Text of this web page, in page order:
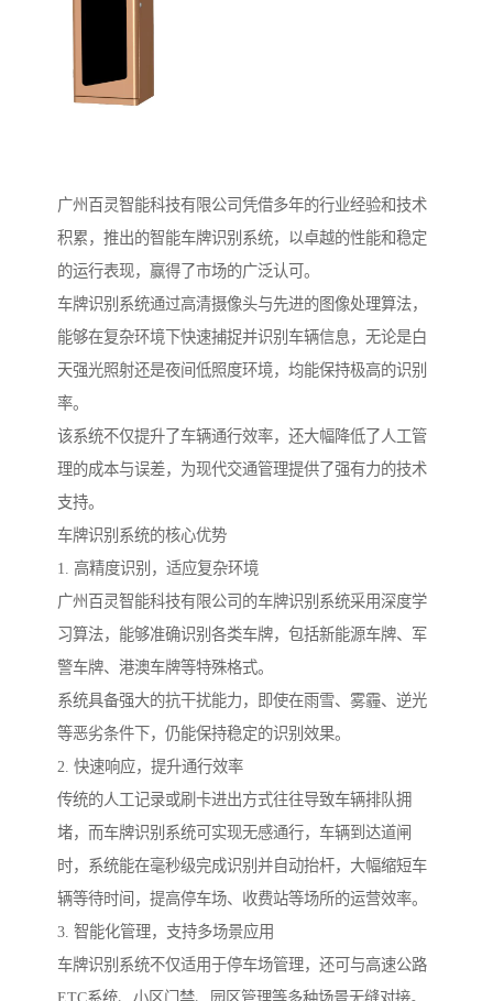
广州百灵智能科技有限公司凭借多年的行业经验和技术
积累，推出的智能车牌识别系统，以卓越的性能和稳定
的运行表现，赢得了市场的广泛认可。
车牌识别系统通过高清摄像头与先进的图像处理算法，
能够在复杂环境下快速捕捉并识别车辆信息，无论是白
天强光照射还是夜间低照度环境，均能保持极高的识别
率。
该系统不仅提升了车辆通行效率，还大幅降低了人工管
理的成本与误差，为现代交通管理提供了强有力的技术
支持。
车牌识别系统的核心优势
1. 高精度识别，适应复杂环境
广州百灵智能科技有限公司的车牌识别系统采用深度学
习算法，能够准确识别各类车牌，包括新能源车牌、军
警车牌、港澳车牌等特殊格式。
系统具备强大的抗干扰能力，即使在雨雪、雾霾、逆光
等恶劣条件下，仍能保持稳定的识别效果。
2. 快速响应，提升通行效率
传统的人工记录或刷卡进出方式往往导致车辆排队拥
堵，而车牌识别系统可实现无感通行，车辆到达道闸
时，系统能在毫秒级完成识别并自动抬杆，大幅缩短车
辆等待时间，提高停车场、收费站等场所的运营效率。
3. 智能化管理，支持多场景应用
车牌识别系统不仅适用于停车场管理，还可与高速公路